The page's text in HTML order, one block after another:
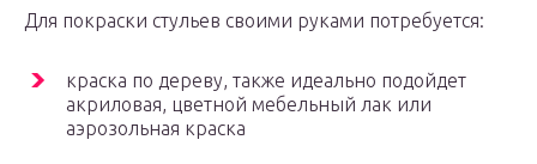
Для покраски стульев своими руками потребуется:
краска по дереву, также идеально подойдет
акриловая, цветной мебельный лак или
аэрозольная краска